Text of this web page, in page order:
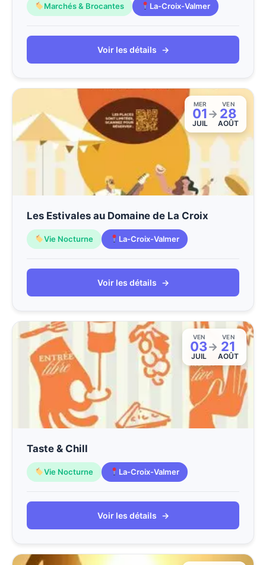
Marchés & Brocantes La-Croix-Valmer
Voir les détails →
MER
01
JUIL
→
VEN
28
AOÛT
Les Estivales au Domaine de La Croix
Vie Nocturne La-Croix-Valmer
Voir les détails →
VEN
03
JUIL
→
VEN
21
AOÛT
Taste & Chill
Vie Nocturne La-Croix-Valmer
Voir les détails →